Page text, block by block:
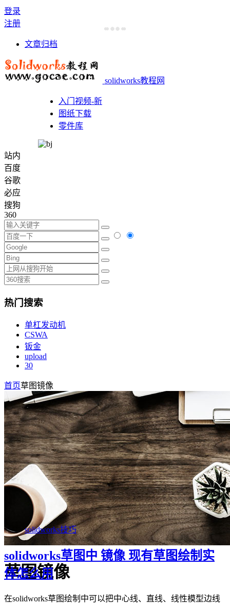
登录
注册
文章归档
solidworks教程网
入门视频-新
图纸下载
零件库
站内
百度
谷歌
必应
搜狗
360
热门搜索
单杠发动机
CSWA
钣金
upload
30
首页草图镜像
草图镜像
solidworks技巧
solidworks草图中 镜像 现有草图绘制实
体怎么用
在solidworks草图绘制中可以把中心线、直线、线性模型边线